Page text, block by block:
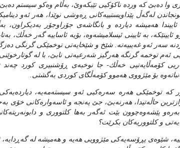
وا ده‌بێ‌ كه‌ ورده‌ ناكۆكیی‌ تێبكه‌وێ‌، به‌ڵام وه‌كو سیستم
له‌گه‌ڵ پێداویستییه‌كانی‌ ڕه‌وشی‌ نوێدا، هه‌ر ئه‌و
هه‌میشه‌ دیارده‌ و بانگاشه‌ی‌ جۆراوجۆر به‌دیكراون،
به‌ ئایینی‌ ئیسلامیشه‌وه‌، بۆیه‌ ئاساییه‌ گه‌ر خه‌ڵك،
سه‌ر ئه‌و غه‌یبیه‌ته‌. شێخ و شێخایه‌تی‌ توخمێكی‌ گرنگی‌
ئه‌م توخمه‌ گرنگه‌ هه‌رگیز شه‌رعیه‌تی‌ نابێ‌، با له‌
كۆمه‌ڵایه‌تیی‌ خه‌ڵك- جا نوخبه‌ی‌ ڕۆشنبیری‌ كورد چه‌ند
بۆ مێژووی‌ هه‌موو كۆمه‌ڵگای‌ كوردی‌ به‌گشتی‌.
كه‌ توخمێكی‌ هه‌ره‌ سه‌ره‌كیی‌ ئه‌و سیسته‌مه‌یه‌،
حاڵه‌تیدا، هه‌رنه‌بێ‌، جێ په‌نجه‌ و ئاسه‌واره‌كانی‌ خۆی‌
پێشه‌وه‌چوون بێت ئه‌گه‌ر به‌ها كلتووری و
و كلتووریه‌كان بكرێت؟
شێوه‌ی‌ پڕۆسه‌یه‌كی‌ مێژوویی‌ هه‌یه‌ و هه‌میشه‌ له‌